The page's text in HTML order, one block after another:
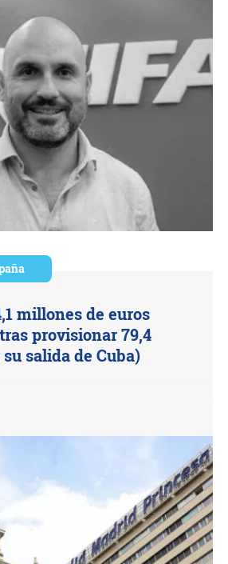
millones de euros
provisionar 79,4
salida de Cuba)